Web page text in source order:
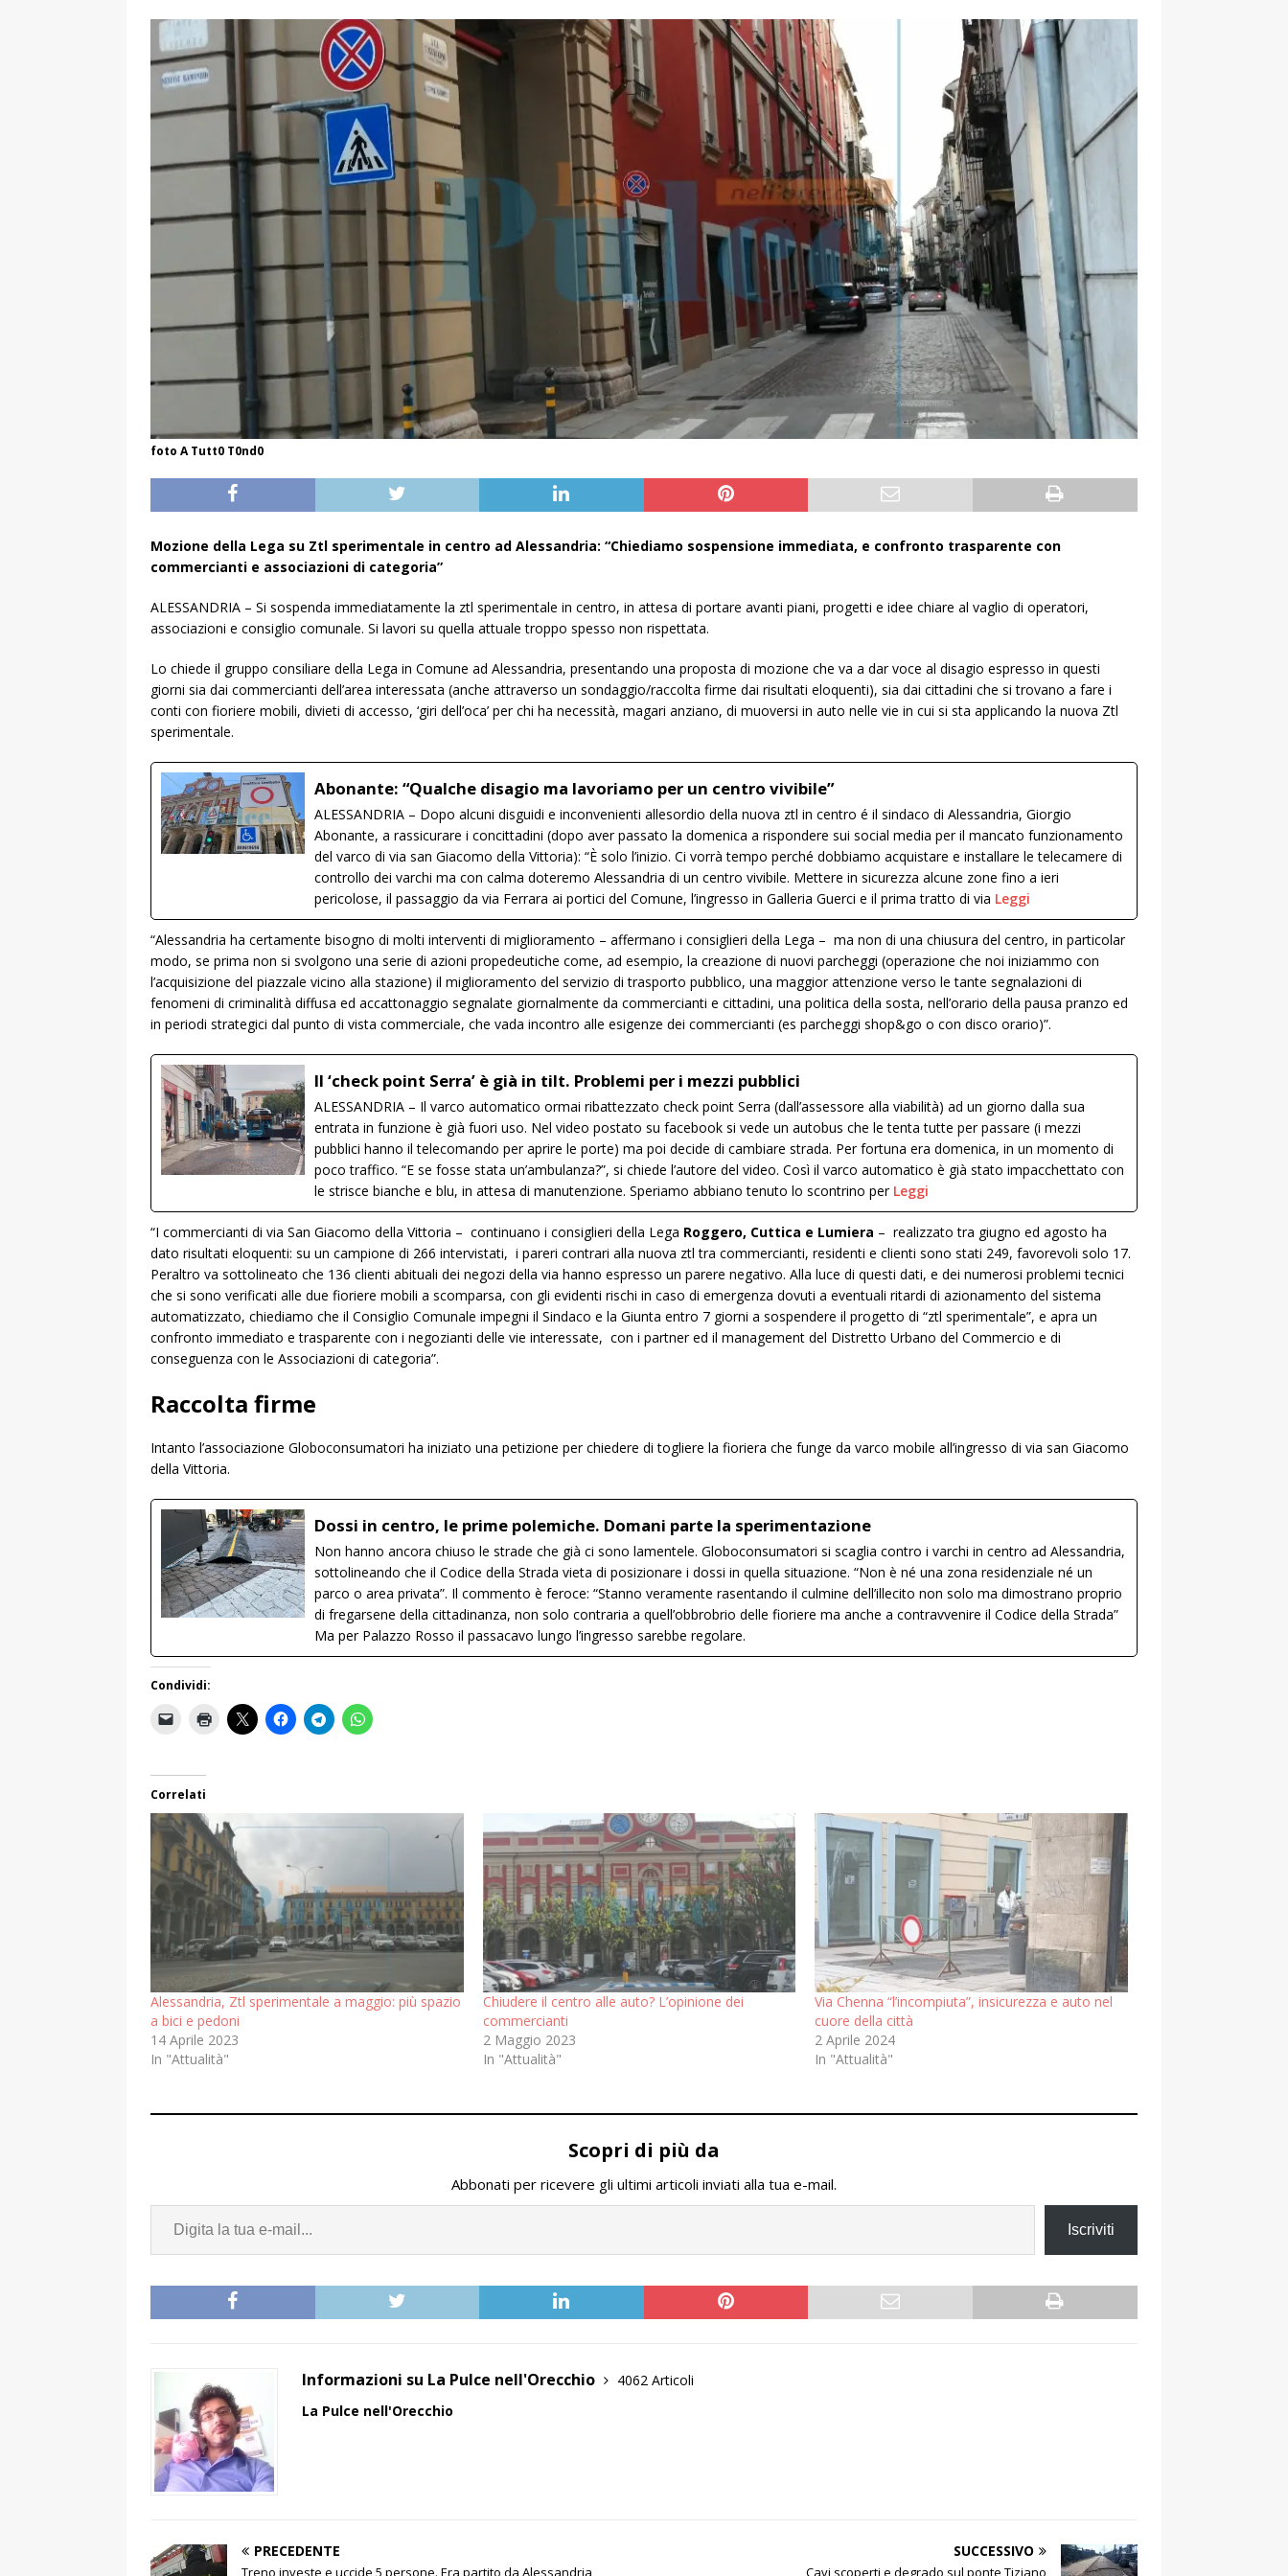
foto A Tutt0 T0nd0
Mozione della Lega su Ztl sperimentale in centro ad Alessandria: “Chiediamo sospensione immediata, e confronto trasparente con
commercianti e associazioni di categoria”
ALESSANDRIA – Si sospenda immediatamente la ztl sperimentale in centro, in attesa di portare avanti piani, progetti e idee chiare al vaglio di operatori,
associazioni e consiglio comunale. Si lavori su quella attuale troppo spesso non rispettata.
Lo chiede il gruppo consiliare della Lega in Comune ad Alessandria, presentando una proposta di mozione che va a dar voce al disagio espresso in questi
giorni sia dai commercianti dell’area interessata (anche attraverso un sondaggio/raccolta firme dai risultati eloquenti), sia dai cittadini che si trovano a fare i
conti con fioriere mobili, divieti di accesso, ‘giri dell’oca’ per chi ha necessità, magari anziano, di muoversi in auto nelle vie in cui si sta applicando la nuova Ztl
sperimentale.
Abonante: “Qualche disagio ma lavoriamo per un centro vivibile”
ALESSANDRIA – Dopo alcuni disguidi e inconvenienti allesordio della nuova ztl in centro é il sindaco di Alessandria, Giorgio
Abonante, a rassicurare i concittadini (dopo aver passato la domenica a rispondere sui social media per il mancato funzionamento
del varco di via san Giacomo della Vittoria): “È solo l’inizio. Ci vorrà tempo perché dobbiamo acquistare e installare le telecamere di
controllo dei varchi ma con calma doteremo Alessandria di un centro vivibile. Mettere in sicurezza alcune zone fino a ieri
pericolose, il passaggio da via Ferrara ai portici del Comune, l’ingresso in Galleria Guerci e il prima tratto di via Leggi
“Alessandria ha certamente bisogno di molti interventi di miglioramento – affermano i consiglieri della Lega – ma non di una chiusura del centro, in particolar
modo, se prima non si svolgono una serie di azioni propedeutiche come, ad esempio, la creazione di nuovi parcheggi (operazione che noi iniziammo con
l’acquisizione del piazzale vicino alla stazione) il miglioramento del servizio di trasporto pubblico, una maggior attenzione verso le tante segnalazioni di
fenomeni di criminalità diffusa ed accattonaggio segnalate giornalmente da commercianti e cittadini, una politica della sosta, nell’orario della pausa pranzo ed
in periodi strategici dal punto di vista commerciale, che vada incontro alle esigenze dei commercianti (es parcheggi shop&go o con disco orario)”.
Il ‘check point Serra’ è già in tilt. Problemi per i mezzi pubblici
ALESSANDRIA – Il varco automatico ormai ribattezzato check point Serra (dall’assessore alla viabilità) ad un giorno dalla sua
entrata in funzione è già fuori uso. Nel video postato su facebook si vede un autobus che le tenta tutte per passare (i mezzi
pubblici hanno il telecomando per aprire le porte) ma poi decide di cambiare strada. Per fortuna era domenica, in un momento di
poco traffico. “E se fosse stata un’ambulanza?”, si chiede l’autore del video. Così il varco automatico è già stato impacchettato con
le strisce bianche e blu, in attesa di manutenzione. Speriamo abbiano tenuto lo scontrino per Leggi
“I commercianti di via San Giacomo della Vittoria – continuano i consiglieri della Lega Roggero, Cuttica e Lumiera – realizzato tra giugno ed agosto ha
dato risultati eloquenti: su un campione di 266 intervistati, i pareri contrari alla nuova ztl tra commercianti, residenti e clienti sono stati 249, favorevoli solo 17.
Peraltro va sottolineato che 136 clienti abituali dei negozi della via hanno espresso un parere negativo. Alla luce di questi dati, e dei numerosi problemi tecnici
che si sono verificati alle due fioriere mobili a scomparsa, con gli evidenti rischi in caso di emergenza dovuti a eventuali ritardi di azionamento del sistema
automatizzato, chiediamo che il Consiglio Comunale impegni il Sindaco e la Giunta entro 7 giorni a sospendere il progetto di “ztl sperimentale”, e apra un
confronto immediato e trasparente con i negozianti delle vie interessate, con i partner ed il management del Distretto Urbano del Commercio e di
conseguenza con le Associazioni di categoria”.
Raccolta firme
Intanto l’associazione Globoconsumatori ha iniziato una petizione per chiedere di togliere la fioriera che funge da varco mobile all’ingresso di via san Giacomo
della Vittoria.
Dossi in centro, le prime polemiche. Domani parte la sperimentazione
Non hanno ancora chiuso le strade che già ci sono lamentele. Globoconsumatori si scaglia contro i varchi in centro ad Alessandria,
sottolineando che il Codice della Strada vieta di posizionare i dossi in quella situazione. “Non è né una zona residenziale né un
parco o area privata”. Il commento è feroce: “Stanno veramente rasentando il culmine dell’illecito non solo ma dimostrano proprio
di fregarsene della cittadinanza, non solo contraria a quell’obbrobrio delle fioriere ma anche a contravvenire il Codice della Strada”
Ma per Palazzo Rosso il passacavo lungo l’ingresso sarebbe regolare.
Condividi:
Correlati
Alessandria, Ztl sperimentale a maggio: più spazio
a bici e pedoni
14 Aprile 2023
In "Attualità"
Chiudere il centro alle auto? L’opinione dei
commercianti
2 Maggio 2023
In "Attualità"
Via Chenna “l’incompiuta”, insicurezza e auto nel
cuore della città
2 Aprile 2024
In "Attualità"
Scopri di più da
Abbonati per ricevere gli ultimi articoli inviati alla tua e-mail.
Iscriviti
Informazioni su La Pulce nell'Orecchio
4062 Articoli
La Pulce nell'Orecchio
PRECEDENTE
Treno investe e uccide 5 persone. Era partito da Alessandria
SUCCESSIVO
Cavi scoperti e degrado sul ponte Tiziano